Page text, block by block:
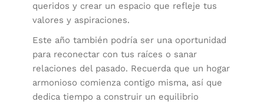
queridos y crear un espacio que refleje tus
valores y aspiraciones.
Este año también podría ser una oportunidad
para reconectar con tus raíces o sanar
relaciones del pasado. Recuerda que un hogar
armonioso comienza contigo misma, así que
dedica tiempo a construir un equilibrio